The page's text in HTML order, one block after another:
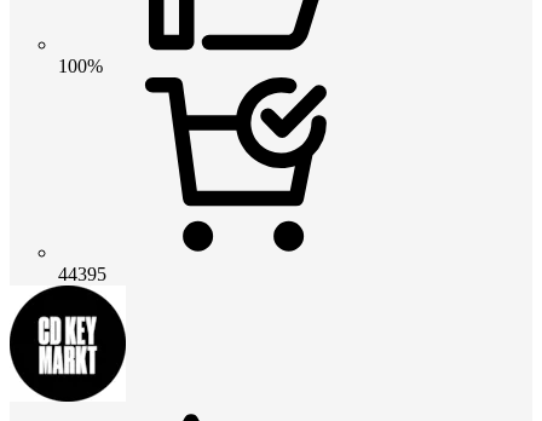
100%
44395